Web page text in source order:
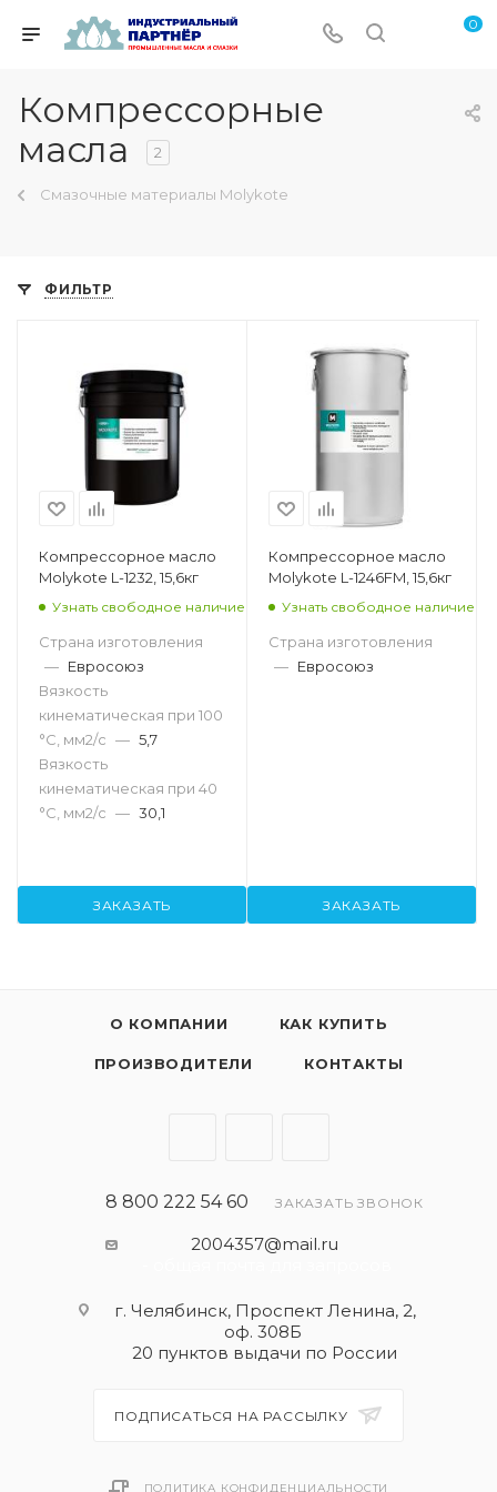
0
Компрессорные
масла
2
Смазочные материалы Molykote
ФИЛЬТР
Компрессорное масло
Molykote L-1232, 15,6кг
Узнать свободное наличие
Страна изготовления
— Евросоюз
Вязкость
кинематическая при 100
°С, мм2/с — 5,7
Вязкость
кинематическая при 40
°С, мм2/с — 30,1
ЗАКАЗАТЬ
Компрессорное масло
Molykote L-1246FM, 15,6кг
Узнать свободное наличие
Страна изготовления
— Евросоюз
ЗАКАЗАТЬ
О КОМПАНИИ КАК КУПИТЬ
ПРОИЗВОДИТЕЛИ КОНТАКТЫ
8 800 222 54 60 ЗАКАЗАТЬ ЗВОНОК
2004357@mail.ru
г. Челябинск, Проспект Ленина, 2,
оф. 308Б
20 пунктов выдачи по России
ПОДПИСАТЬСЯ НА РАССЫЛКУ
ПОЛИТИКА КОНФИДЕНЦИАЛЬНОСТИ